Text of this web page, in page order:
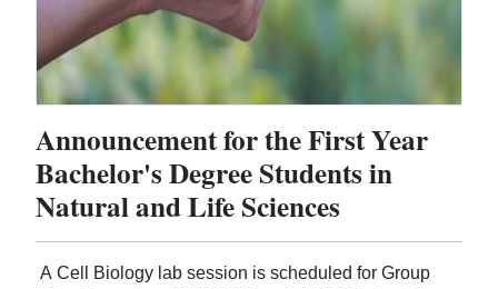
Announcement for the First Year
Bachelor's Degree Students in
Natural and Life Sciences
A Cell Biology lab session is scheduled for Group